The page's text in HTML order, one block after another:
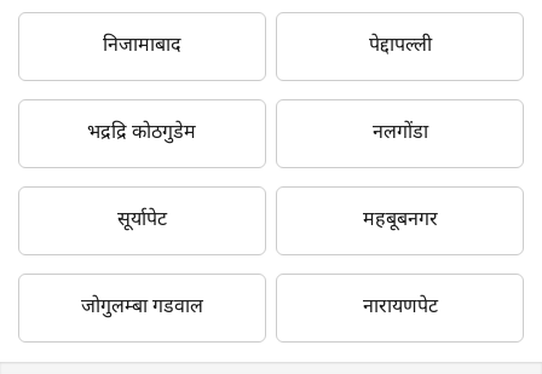
निजामाबाद पेद्दापल्ली
भद्रद्रि कोठगुडेम नलगोंडा
सूर्यापेट महबूबनगर
जोगुलम्बा गडवाल नारायणपेट